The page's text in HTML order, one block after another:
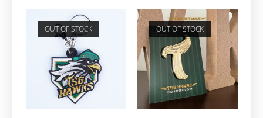
OUT OF STOCK OUT OF STOCK